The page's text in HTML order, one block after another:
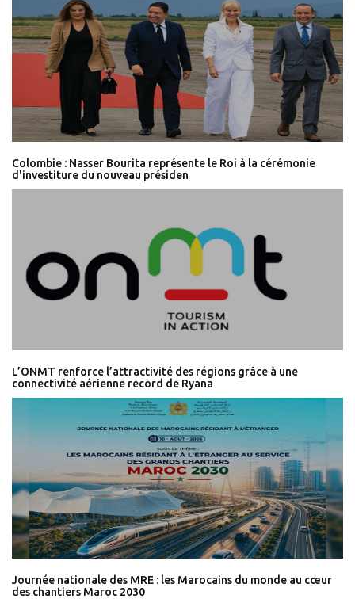
Colombie : Nasser Bourita représente le Roi à la cérémonie
d'investiture du nouveau présiden
L’ONMT renforce l’attractivité des régions grâce à une
connectivité aérienne record de Ryana
Journée nationale des MRE : les Marocains du monde au cœur
des chantiers Maroc 2030